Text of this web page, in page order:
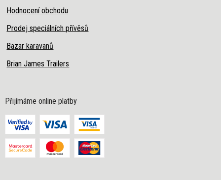
Hodnocení obchodu
Prodej speciálních přívěsů
Bazar karavanů
Brian James Trailers
Přijímáme online platby